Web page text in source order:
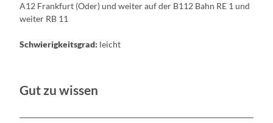
A12 Frankfurt (Oder) und weiter auf der B112 Bahn RE 1 und
weiter RB 11
Schwierigkeitsgrad: leicht
Gut zu wissen